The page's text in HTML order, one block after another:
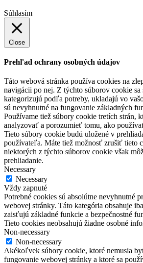
Súhlasím
Close
Prehľad ochrany osobných údajov
Táto webová stránka používa cookies na
navigácii po nej. Z týchto súborov cookie sa
kategorizujú podľa potreby, ukladajú vo
sú nevyhnutné na fungovanie základných
Používame tiež súbory cookie tretích strán,
analyzovať a porozumieť tomu, ako
Tieto súbory cookie budú uložené v
používateľa. Máte tiež možnosť zrušiť tieto
niektorých z týchto súborov cookie však
prehliadanie.
Necessary
Necessary
Vždy zapnuté
Potrebné cookies sú absolútne nevyhnutné
webovej stránky. Táto kategória obsahuje
zaisťujú základné funkcie a bezpečnostné
Tieto cookies neobsahujú žiadne osobné
Non-necessary
Non-necessary
Akékoľvek súbory cookie, ktoré nemusia
fungovanie webovej stránky a ktoré sa